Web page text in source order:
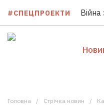
#СПЕЦПРОЕКТИ Війна
Головна Стрічка новин